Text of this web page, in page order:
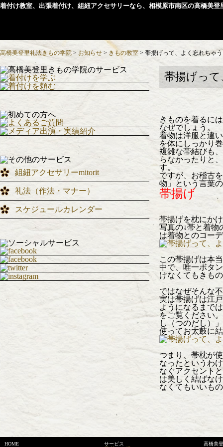
着付け教室、出張着付け、組紐アクセサリーなら、相模原市南区の高橋美登
高橋美登里礼法きもの学院 > お知らせ > きもの教室 > 帯揚げって、よく忘れちゃ
帯揚げっ
きものを着るに
なぜでしょう。
着物は洋服と違
を体にしっかり
複雑な帯結びも
らなかったりと
す。
ですが、お稽古
物」という言葉
帯揚げ
帯揚げを枕にか
写真の↓帯と着物
は着物とのコー
この帯揚げは本
中で、唯一ボタ
けなくてもきも
ではなぜそんな
実は帯揚げは江
ようになるまで
をご覧ください
し（つのだし）
使ってお太鼓に
つまり、帯枕が
なったというわ
なぐアクセント
は美しく結ばな
なくてもいいも
組紐アクセサリーmitorit
礼法（作法・マナー）
スケジュールカレンダー
HOME サービス 高橋美